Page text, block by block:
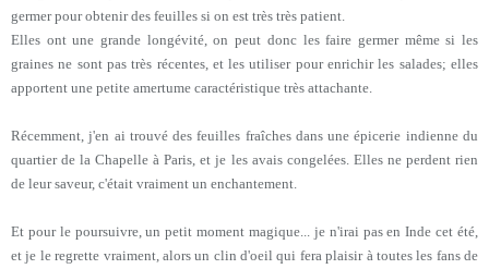
germer pour obtenir des feuilles si on est très très patient.
Elles ont une grande longévité, on peut donc les faire germer même si les
graines ne sont pas très récentes, et les utiliser pour enrichir les salades; elles
apportent une petite amertume caractéristique très attachante.
Récemment, j'en ai trouvé des feuilles fraîches dans une épicerie indienne du
quartier de la Chapelle à Paris, et je les avais congelées. Elles ne perdent rien
de leur saveur, c'était vraiment un enchantement.
Et pour le poursuivre, un petit moment magique... je n'irai pas en Inde cet été,
et je le regrette vraiment, alors un clin d'oeil qui fera plaisir à toutes les fans de